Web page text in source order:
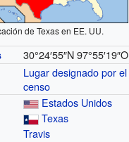
de Texas en EE. UU.
30°24′55″N 97°55′19″O
Lugar designado por el
censo
Estados Unidos
Texas
Travis